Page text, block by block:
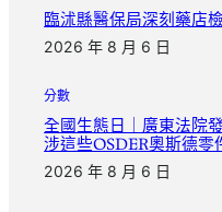
臨沭縣醫保局深刻藥店
2026 年 8 月 6 日
分數
全國生態日｜廣東法院
涉這些OSDER奧斯德零
2026 年 8 月 6 日